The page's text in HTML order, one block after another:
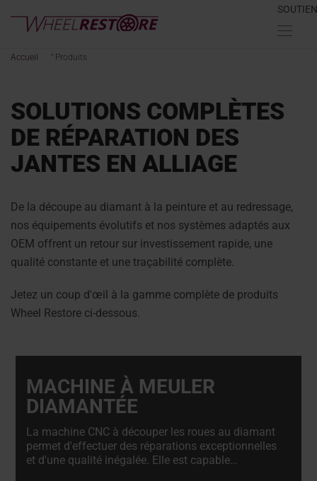
SOUTIEN
Accueil " Produits
SOLUTIONS COMPLÈTES
DE RÉPARATION DES
JANTES EN ALLIAGE
De la découpe au diamant à la peinture et au redressage,
nos équipements évolutifs et nos systèmes adaptés aux
OEM offrent un retour sur investissement rapide, une
qualité constante et une traçabilité complète.
Jetez un coup d'œil à la gamme complète de produits
Wheel Restore ci-dessous.
MACHINE À MEULER
DIAMANTÉE
La machine CNC à découper les roues au diamant
permet d'effectuer des réparations exceptionnelles
et d'une qualité inégalée. Elle est capable